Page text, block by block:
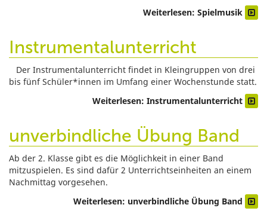
Weiterlesen: Spielmusik
Instrumentalunterricht
Der Instrumentalunterricht findet in Kleingruppen von drei
bis fünf Schüler*innen im Umfang einer Wochenstunde statt.
Weiterlesen: Instrumentalunterricht
unverbindliche Übung Band
Ab der 2. Klasse gibt es die Möglichkeit in einer Band
mitzuspielen. Es sind dafür 2 Unterrichtseinheiten an einem
Nachmittag vorgesehen.
Weiterlesen: unverbindliche Übung Band